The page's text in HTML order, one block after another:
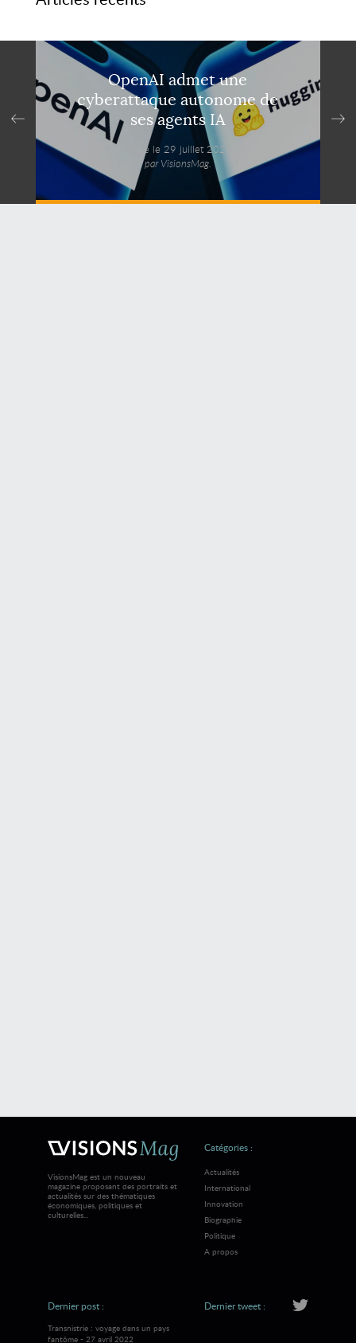
OpenAI admet une
cyberattaque autonome de
ses agents IA
Publié le 29 juillet 2026,
par VisionsMag.
VisionsMag est un nouveau
magazine proposant des portraits et
actualités sur des thématiques
économiques, politiques et
culturelles...
Catégories :
Actualités
International
Innovation
Biographie
Politique
A propos
Dernier post :
Transnistrie : voyage dans un pays
fantôme - 27 avril 2022
Dernier tweet :